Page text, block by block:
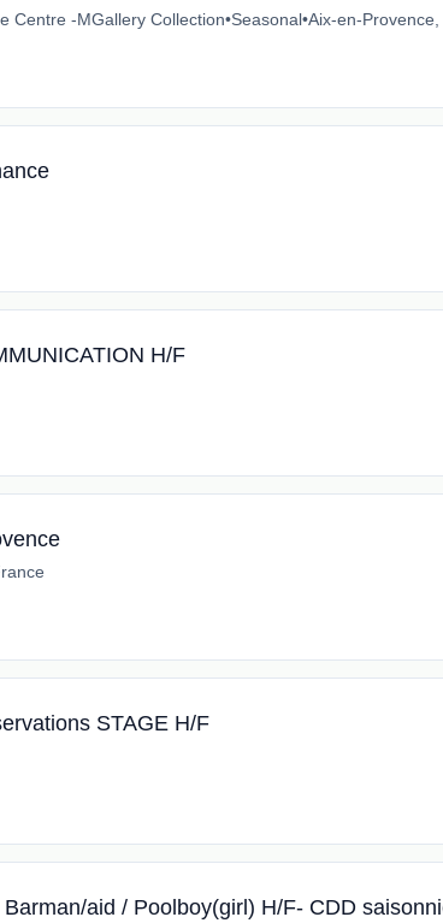
Centre -MGallery Collection•Seasonal•Aix-en-
H/F
STAGE H/F
aid / Poolboy(girl) H/F- CDD